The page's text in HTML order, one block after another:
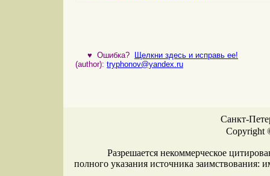
♥ Ошибка?
Щелкни здесь и исправь ее!
(author): tryphonov@yandex.ru
Санкт-
Copyright
Разрешается некоммерческое
полного указания источника заимствования: